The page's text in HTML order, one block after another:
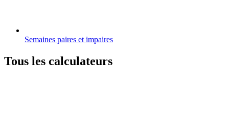
Semaines paires et impaires
Tous les calculateurs